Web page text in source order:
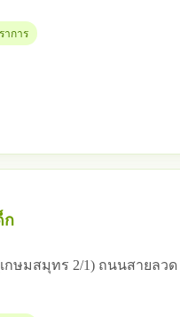
าการ
ก
(เกษมสมุทร 2/1) ถนนสาย